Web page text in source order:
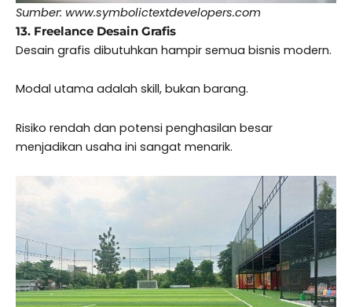
Sumber: www.symbolictextdevelopers.com
13. Freelance Desain Grafis
Desain grafis dibutuhkan hampir semua bisnis modern.
Modal utama adalah skill, bukan barang.
Risiko rendah dan potensi penghasilan besar
menjadikan usaha ini sangat menarik.